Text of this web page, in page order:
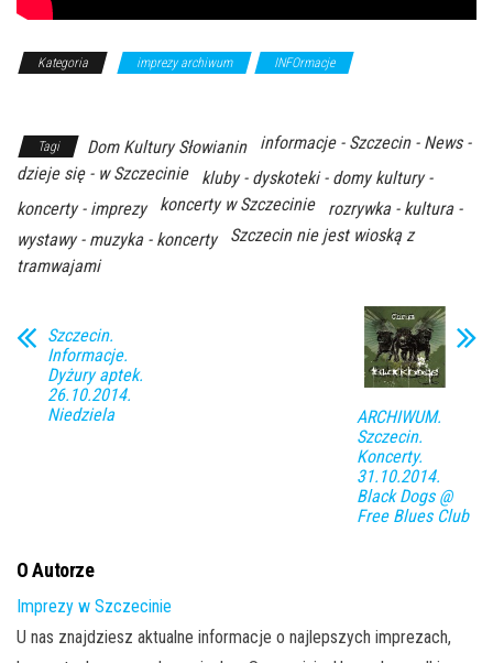
Kategoria imprezy archiwum INFOrmacje
Tagi Dom Kultury Słowianin
informacje - Szczecin - News -
dzieje się - w Szczecinie
kluby - dyskoteki - domy kultury -
koncerty - imprezy
koncerty w Szczecinie
rozrywka - kultura -
wystawy - muzyka - koncerty
Szczecin nie jest wioską z
tramwajami
Szczecin.
Informacje.
Dyżury aptek.
26.10.2014.
Niedziela
ARCHIWUM.
Szczecin.
Koncerty.
31.10.2014.
Black Dogs @
Free Blues Club
O Autorze
Imprezy w Szczecinie
U nas znajdziesz aktualne informacje o najlepszych imprezach,